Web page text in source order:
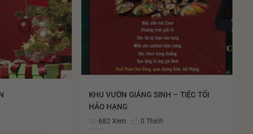
KHU VƯỜN GIÁNG SINH – TIỆC TỐI
HẢO HẠNG
682 Xem 0 Thích